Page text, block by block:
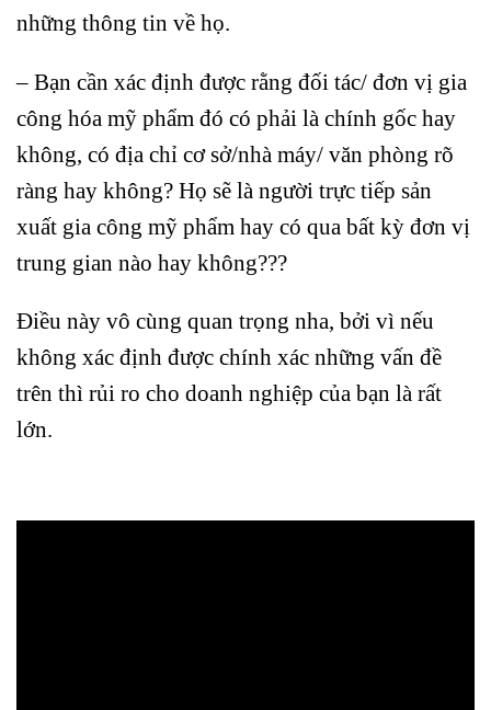
những thông tin về họ.
– Bạn cần xác định được rằng đối tác/ đơn vị gia
công hóa mỹ phẩm đó có phải là chính gốc hay
không, có địa chỉ cơ sở/nhà máy/ văn phòng rõ
ràng hay không? Họ sẽ là người trực tiếp sản
xuất gia công mỹ phẩm hay có qua bất kỳ đơn vị
trung gian nào hay không???
Điều này vô cùng quan trọng nha, bởi vì nếu
không xác định được chính xác những vấn đề
trên thì rủi ro cho doanh nghiệp của bạn là rất
lớn.